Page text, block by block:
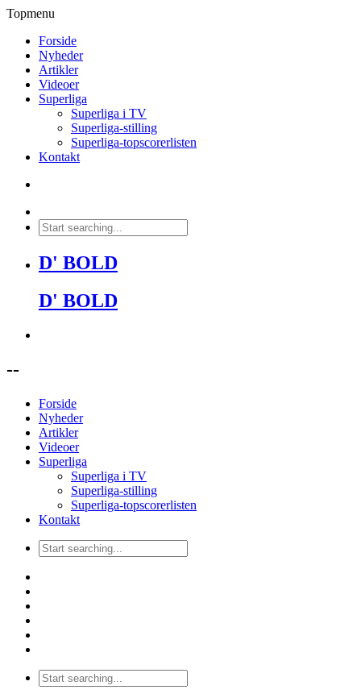
Topmenu
Forside
Nyheder
Artikler
Videoer
Superliga
Superliga i TV
Superliga-stilling
Superliga-topscorerlisten
Kontakt
D' BOLD
D' BOLD
--
Forside
Nyheder
Artikler
Videoer
Superliga
Superliga i TV
Superliga-stilling
Superliga-topscorerlisten
Kontakt